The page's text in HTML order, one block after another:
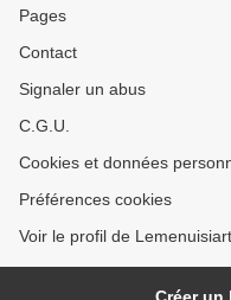
Pages
Contact
Signaler un abus
C.G.U.
Cookies et données
Préférences cookies
Voir le profil de